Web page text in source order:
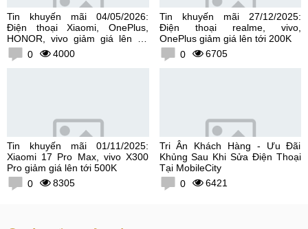
Tin khuyến mãi 04/05/2026:
Điện thoại Xiaomi, OnePlus,
HONOR, vivo giảm giá lên tới
300K0 4000
Tin khuyến mãi 27/12/2025:
Điện thoại realme, vivo,
OnePlus giảm giá lên tới 200K
0
6705
Tin khuyến mãi 01/11/2025:
Xiaomi 17 Pro Max, vivo X300
Pro giảm giá lên tới 500K
0
8305
Tri Ân Khách Hàng - Ưu Đãi
Khủng Sau Khi Sửa Điện Thoại
Tại MobileCity
0
6421